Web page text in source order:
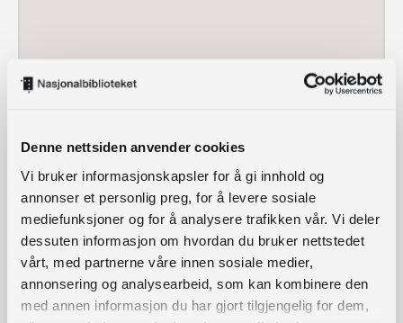
Denne nettsiden anvender cookies
Vi bruker informasjonskapsler for å gi innhold og
annonser et personlig preg, for å levere sosiale
mediefunksjoner og for å analysere trafikken vår. Vi deler
dessuten informasjon om hvordan du bruker nettstedet
vårt, med partnerne våre innen sosiale medier,
annonsering og analysearbeid, som kan kombinere den
med annen informasjon du har gjort tilgjengelig for dem,